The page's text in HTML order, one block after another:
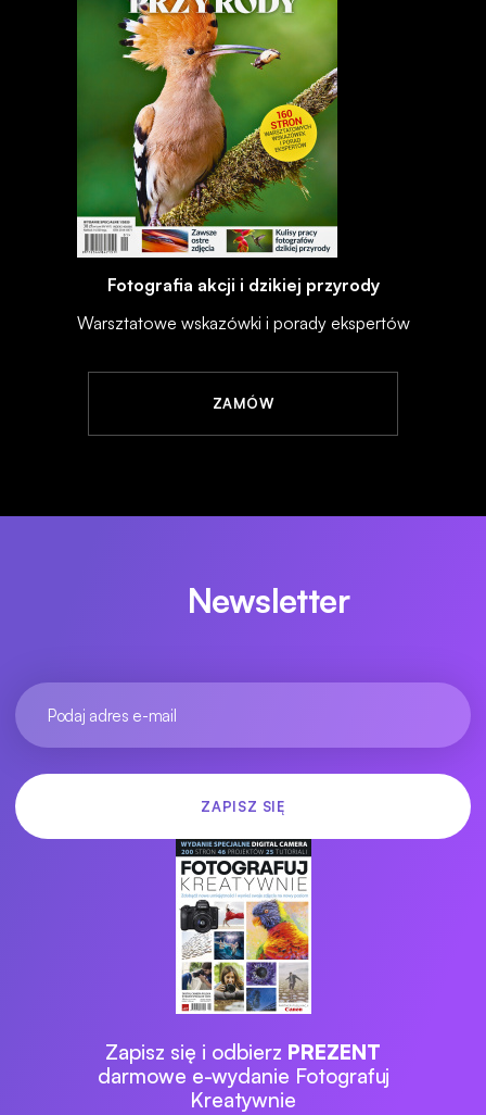
Fotografia akcji i dzikiej przyrody
Warsztatowe wskazówki i porady ekspertów
ZAMÓW
Newsletter
Zapisz się i odbierz PREZENT
darmowe e-wydanie Fotografuj
Kreatywnie